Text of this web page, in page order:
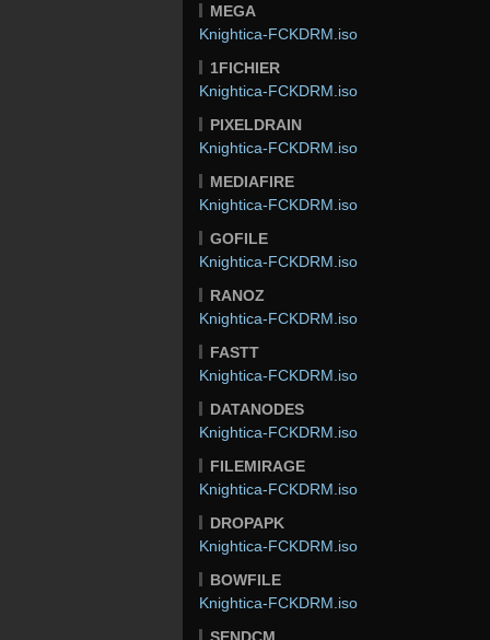
MEGA
Knightica-FCKDRM.iso
1FICHIER
Knightica-FCKDRM.iso
PIXELDRAIN
Knightica-FCKDRM.iso
MEDIAFIRE
Knightica-FCKDRM.iso
GOFILE
Knightica-FCKDRM.iso
RANOZ
Knightica-FCKDRM.iso
FASTT
Knightica-FCKDRM.iso
DATANODES
Knightica-FCKDRM.iso
FILEMIRAGE
Knightica-FCKDRM.iso
DROPAPK
Knightica-FCKDRM.iso
BOWFILE
Knightica-FCKDRM.iso
SENDCM